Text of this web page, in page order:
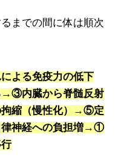
までの間に体は順次
よる免疫力の低下
内臓から脊髄反射
縮（慢性化）→⑤定
律神経への負担増→①